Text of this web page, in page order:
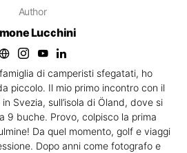
Author
Lucchini
di camperisti sfegatati, ho
piccolo. Il mio primo incontro con il
Svezia, sull’isola di Öland, dove si
9 buche. Provo, colpisco la prima
Da quel momento, golf e viaggi
Dopo anni come fotografo e